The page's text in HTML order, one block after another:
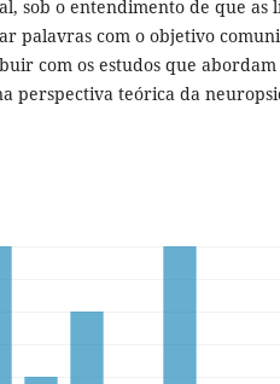
sob o entendimento de que as
palavras com o objetivo
com os estudos que abordam
perspectiva teórica da